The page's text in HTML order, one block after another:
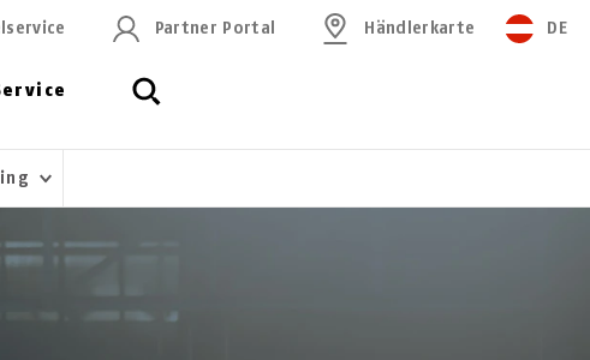
Partner Portal Händlerkarte DE